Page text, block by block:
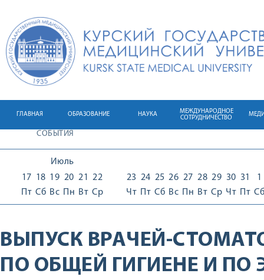
ГЛАВНАЯ ОБРАЗОВАНИЕ НАУКА
МЕЖДУНАРОДНОЕ
СОТРУДНИЧЕСТВО
СОБЫТИЯ
Июль
17
Пт
18
Сб
19
Вс
20
Пн
21
Вт
22
Ср
23
Чт
24
Пт
25
Сб
26
Вс
27
Пн
28
Вт
29
Ср
30
Чт
31
Пт
1
Сб
ВЫПУСК ВРАЧЕЙ-
ПО ОБЩЕЙ ГИГИЕНЕ И